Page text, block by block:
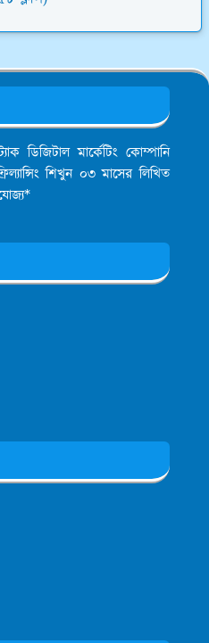
ডিজিটাল মার্কেটিং কোম্পানি
শিখুন ০৩ মাসের লিখিত